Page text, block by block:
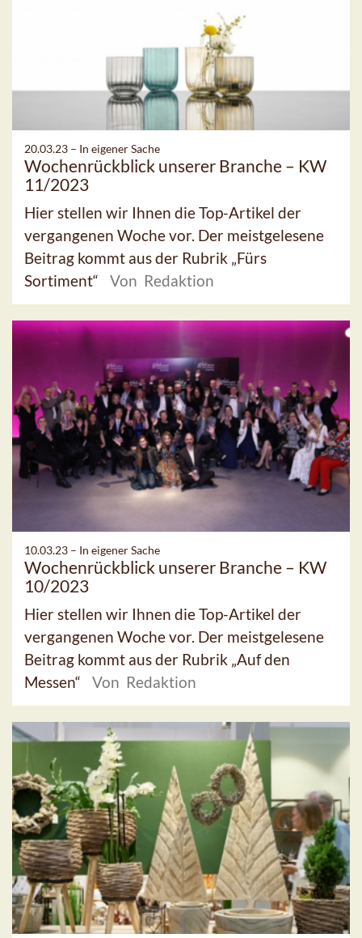
20.03.23 – In eigener Sache
Wochenrückblick unserer Branche – KW
11/2023
Hier stellen wir Ihnen die Top-Artikel der
vergangenen Woche vor. Der meistgelesene
Beitrag kommt aus der Rubrik „Fürs
Sortiment“
Von Redaktion
10.03.23 – In eigener Sache
Wochenrückblick unserer Branche – KW
10/2023
Hier stellen wir Ihnen die Top-Artikel der
vergangenen Woche vor. Der meistgelesene
Beitrag kommt aus der Rubrik „Auf den
Messen“
Von Redaktion